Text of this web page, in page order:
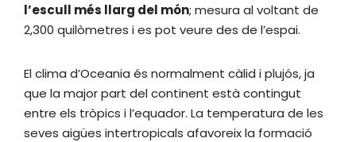
l’escull més llarg del món; mesura al voltant de
2,300 quilòmetres i es pot veure des de l’espai.
El clima d’Oceania és normalment càlid i plujós, ja
que la major part del continent està contingut
entre els tròpics i l’equador. La temperatura de les
seves aigües intertropicals afavoreix la formació